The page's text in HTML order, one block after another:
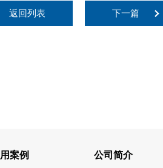
返回列表 下一篇
案例 公司简介